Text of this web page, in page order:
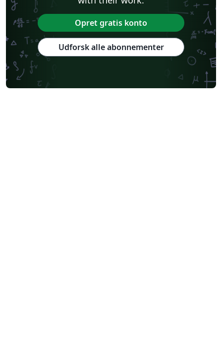
Opret gratis konto
Udforsk alle abonnementer